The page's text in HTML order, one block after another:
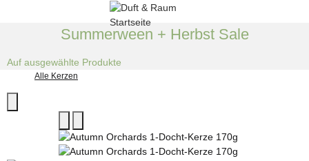
Summerween + Herbst Sale
Auf ausgewählte Produkte
Alle Kerzen